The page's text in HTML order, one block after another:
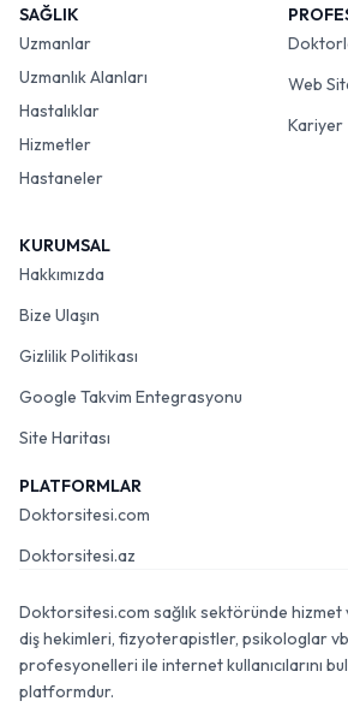
SAĞLIK
Uzmanlar
Uzmanlık Alanları
Hastalıklar
Hizmetler
Hastaneler
Web
Kariyer
KURUMSAL
Hakkımızda
Bize Ulaşın
Gizlilik Politikası
Google Takvim Entegrasyonu
Site Haritası
PLATFORMLAR
Doktorsitesi.com
Doktorsitesi.az
Doktorsitesi.com sağlık sektöründe hizmet
diş hekimleri, fizyoterapistler, psikologlar
profesyonelleri ile internet kullanıcılarını
platformdur.